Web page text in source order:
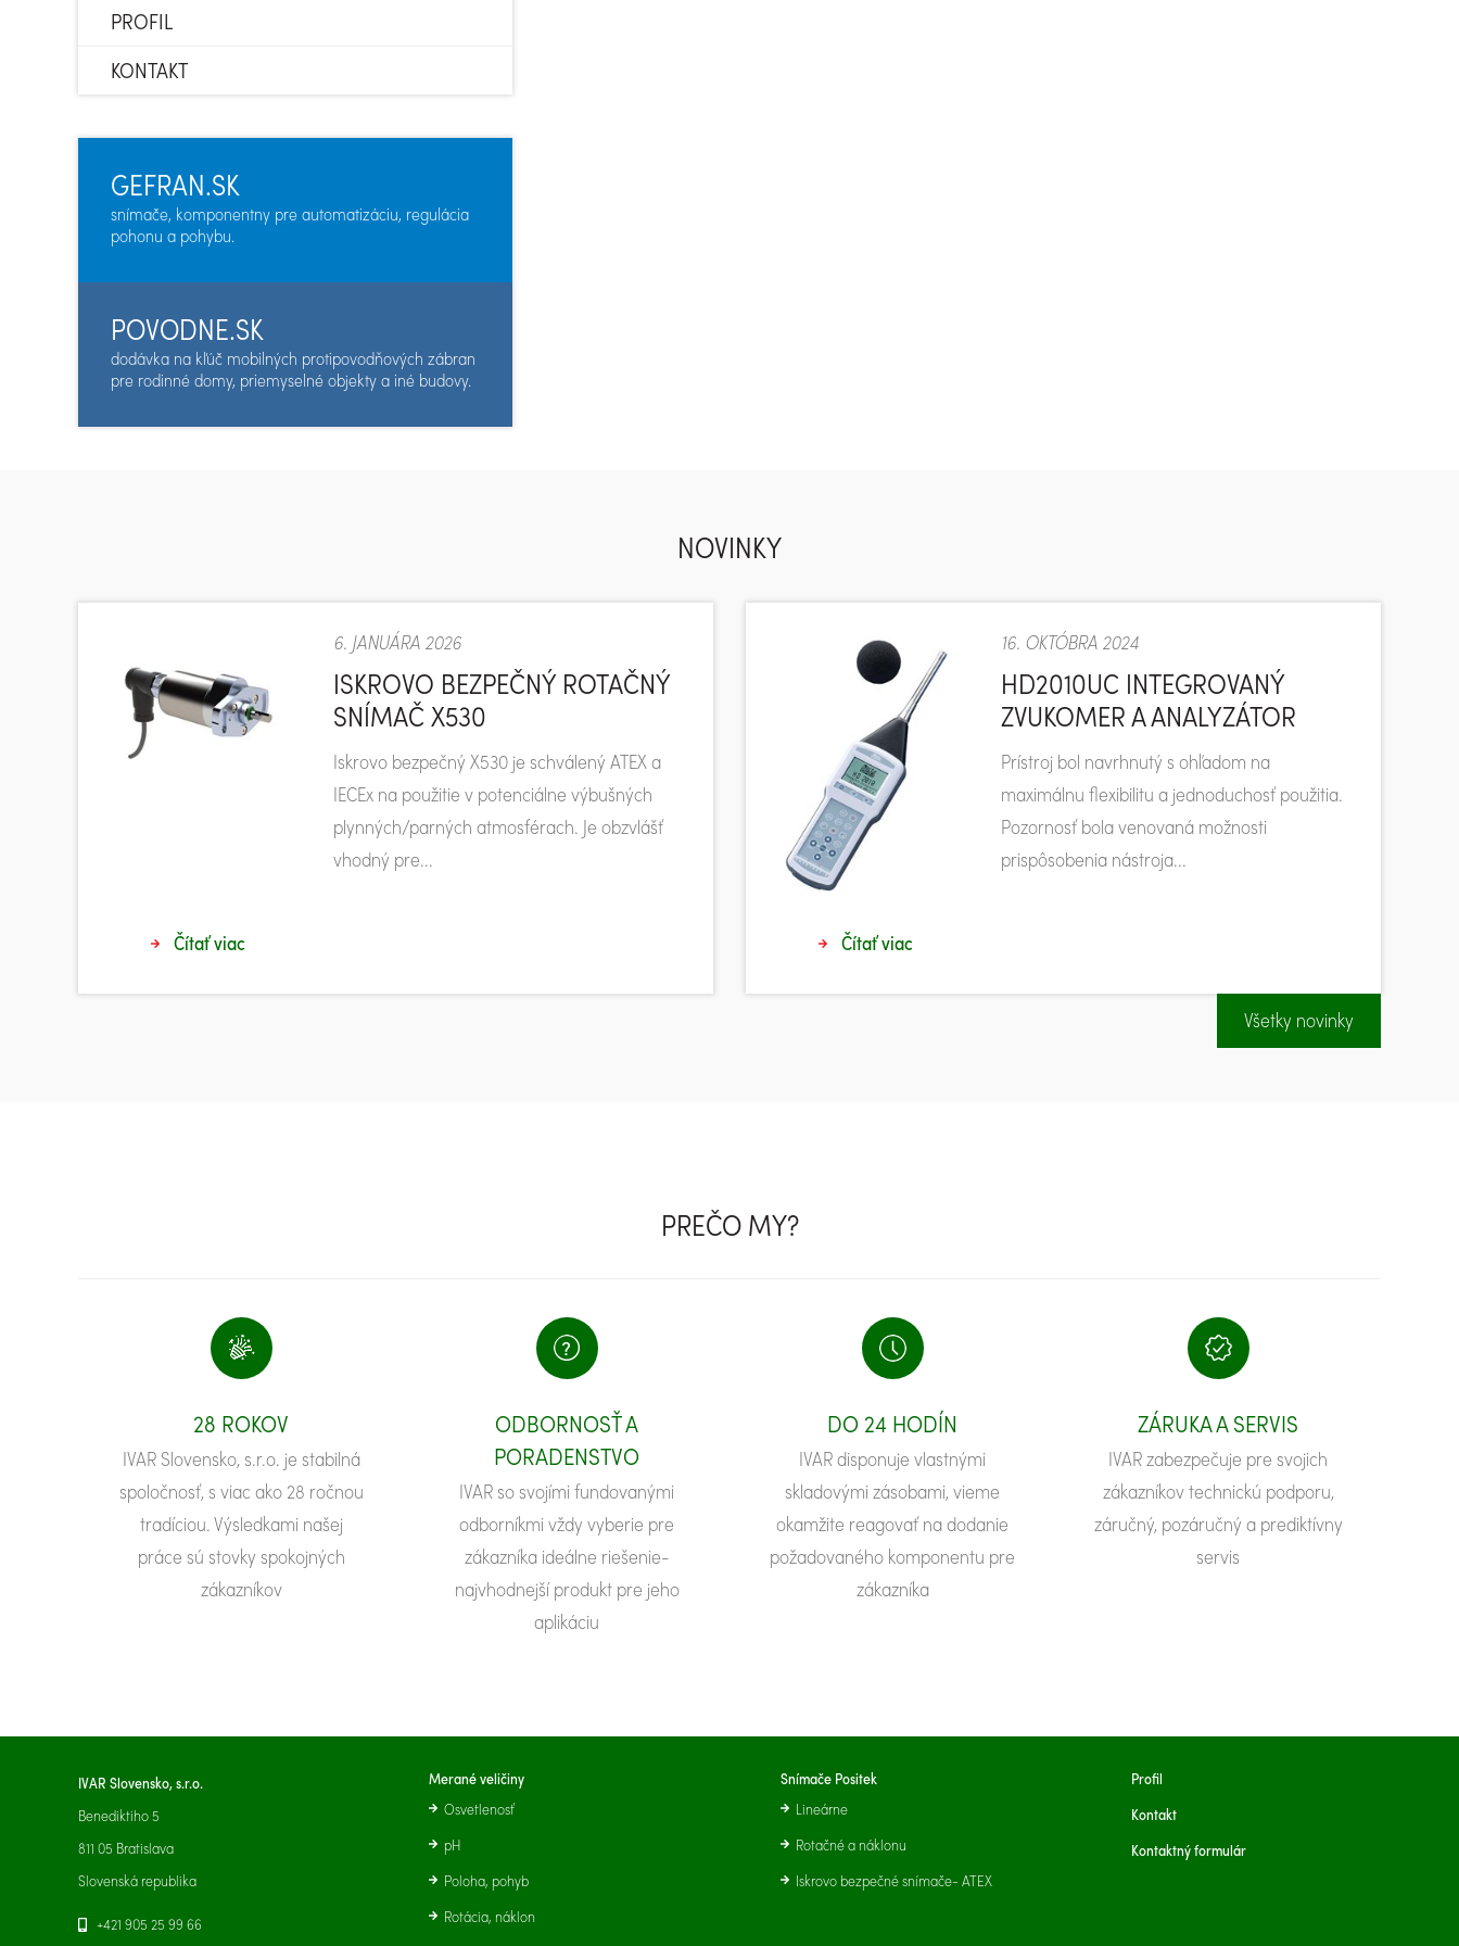
PROFIL
KONTAKT
GEFRAN.SK
snímače, komponentny pre automatizáciu, regulácia
pohonu a pohybu.
POVODNE.SK
dodávka na kľúč mobilných protipovodňových zábran
pre rodinné domy, priemyselné objekty a iné budovy.
NOVINKY
6. JANUÁRA 2026
ISKROVO BEZPEČNÝ ROTAČNÝ
SNÍMAČ X530
Iskrovo bezpečný X530 je schválený ATEX a
IECEx na použitie v potenciálne výbušných
plynných/parných atmosférach. Je obzvlášť
vhodný pre...
Čítať viac
16. OKTÓBRA 2024
HD2010UC INTEGROVANÝ
ZVUKOMER A ANALYZÁTOR
Prístroj bol navrhnutý s ohľadom na
maximálnu flexibilitu a jednoduchosť použitia.
Pozornosť bola venovaná možnosti
prispôsobenia nástroja...
Čítať viac
Všetky novinky
PREČO MY?
28 ROKOV
IVAR Slovensko, s.r.o. je stabilná
spoločnosť, s viac ako 28 ročnou
tradíciou. Výsledkami našej
práce sú stovky spokojných
zákazníkov
ODBORNOSŤ A
PORADENSTVO
IVAR so svojími fundovanými
odborníkmi vždy vyberie pre
zákazníka ideálne riešenie-
najvhodnejší produkt pre jeho
aplikáciu
DO 24 HODÍN
IVAR disponuje vlastnými
skladovými zásobami, vieme
okamžite reagovať na dodanie
požadovaného komponentu pre
zákazníka
ZÁRUKA A SERVIS
IVAR zabezpečuje pre svojich
zákazníkov technickú podporu,
záručný, pozáručný a prediktívny
servis
IVAR Slovensko, s.r.o.
Benediktiho 5
811 05 Bratislava
Slovenská republika
+421 905 25 99 66
Merané veličiny
Osvetlenosť
pH
Poloha, pohyb
Rotácia, náklon
Snímače Positek
Lineárne
Rotačné a náklonu
Iskrovo bezpečné snímače- ATEX
Profil
Kontakt
Kontaktný formulár